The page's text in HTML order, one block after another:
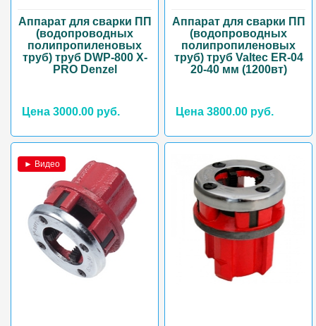
Аппарат для сварки ПП
(водопроводных
полипропиленовых
труб) труб DWP-800 X-
PRO Denzel
Цена 3000.00 руб.
Аппарат для сварки ПП
(водопроводных
полипропиленовых
труб) труб Valtec ER-04
20-40 мм (1200вт)
Цена 3800.00 руб.
► Видео